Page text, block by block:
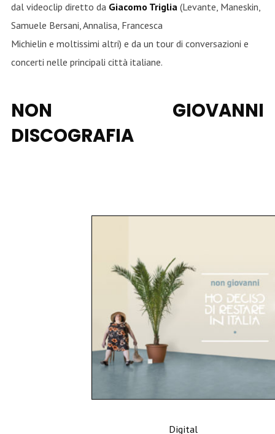
dal videoclip diretto da Giacomo Triglia(Levante, Maneskin,
Samuele Bersani, Annalisa, Francesca
Michielin e moltissimi altri) e da un tour di conversazioni e
concerti nelle principali città italiane.
NON GIOVANNI
DISCOGRAFIA
Digital